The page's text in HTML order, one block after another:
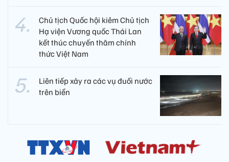
Chủ tịch Quốc hội kiêm Chủ tịch
Hạ viện Vương quốc Thái Lan
kết thúc chuyến thăm chính
thức Việt Nam
Liên tiếp xảy ra các vụ đuối nước
trên biển